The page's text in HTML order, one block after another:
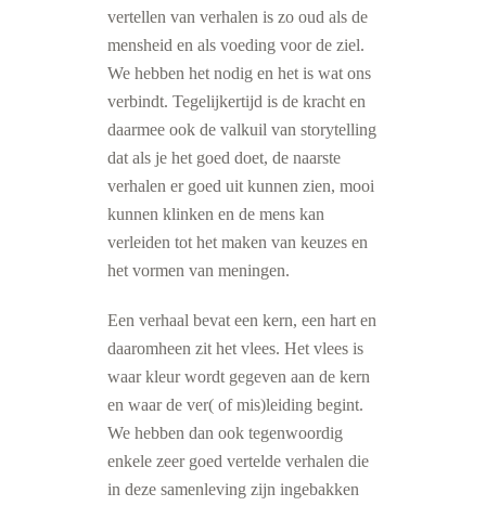
vertellen van verhalen is zo oud als de
mensheid en als voeding voor de ziel.
We hebben het nodig en het is wat ons
verbindt. Tegelijkertijd is de kracht en
daarmee ook de valkuil van storytelling
dat als je het goed doet, de naarste
verhalen er goed uit kunnen zien, mooi
kunnen klinken en de mens kan
verleiden tot het maken van keuzes en
het vormen van meningen.
Een verhaal bevat een kern, een hart en
daaromheen zit het vlees. Het vlees is
waar kleur wordt gegeven aan de kern
en waar de ver( of mis)leiding begint.
We hebben dan ook tegenwoordig
enkele zeer goed vertelde verhalen die
in deze samenleving zijn ingebakken